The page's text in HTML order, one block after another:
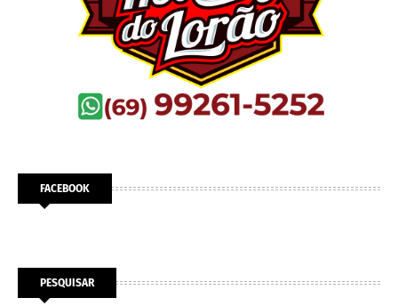
FACEBOOK
PESQUISAR